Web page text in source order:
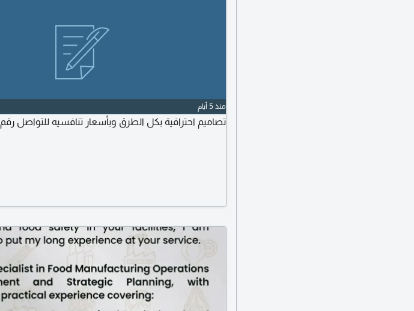
منذ 5 أيام
تصاميم احترافية بكل الطرق وبأسعار تنافسيه للتواصل رقم